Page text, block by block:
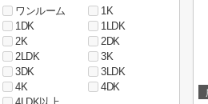
ワンルーム
1K
1DK
1LDK
2K
2DK
2LDK
3K
3DK
3LDK
4K
4DK